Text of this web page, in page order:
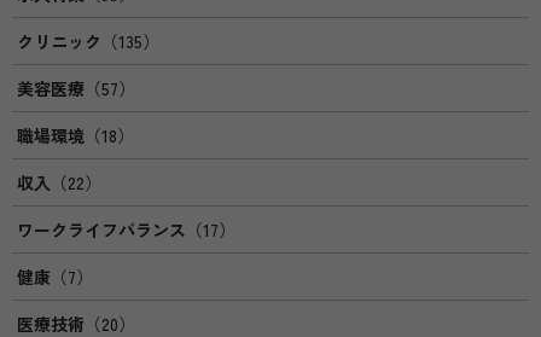
クリニック （135）
美容医療 （57）
職場環境 （18）
収入 （22）
ワークライフバランス （17）
健康 （7）
医療技術 （20）